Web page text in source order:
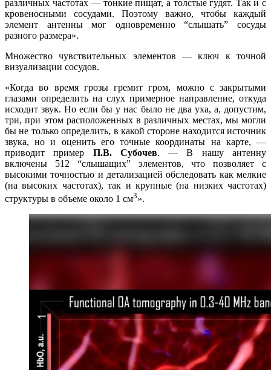
различных частотах — тонкие пищат, а толстые гудят. Так и с
кровеносными сосудами. Поэтому важно, чтобы каждый
элемент антенны мог одновременно “слышать” сосуды
разного размера».
Множество чувствительных элементов — ключ к точной
визуализации сосудов.
«Когда во время грозы гремит гром, можно с закрытыми
глазами определить на слух примерное направление, откуда
исходит звук. Но если бы у нас было не два уха, а, допустим,
три, при этом расположенных в различных местах, мы могли
бы не только определить, в какой стороне находится источник
звука, но и оценить его точные координаты на карте, —
приводит пример П.В. Субочев. — В нашу антенну
включены 512 “слышащих” элементов, что позволяет с
высокими точностью и детализацией обследовать как мелкие
(на высоких частотах), так и крупные (на низких частотах)
структуры в объеме около 1 см3».